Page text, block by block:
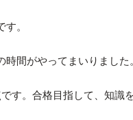
。
間がやってまいりました
す。合格目指して、知識